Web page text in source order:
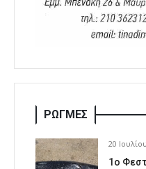
ΡΩΓΜΕΣ
20
1o